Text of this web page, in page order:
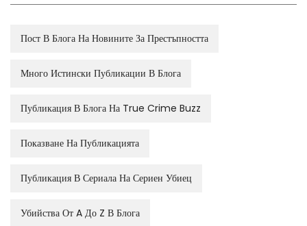
Пост В Блога На Новините За Престъпността
Много Истински Публикации В Блога
Публикация В Блога На True Crime Buzz
Показване На Публикацията
Публикация В Сериала На Сериен Убиец
Убийства От A До Z В Блога